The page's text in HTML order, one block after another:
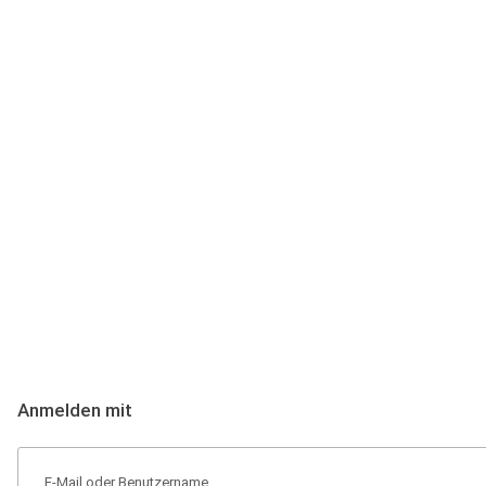
Anmelden mit